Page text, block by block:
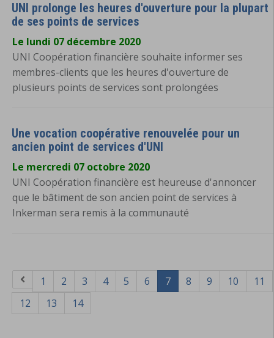
UNI prolonge les heures d'ouverture pour la plupart
de ses points de services
Le lundi 07 décembre 2020
UNI Coopération financière souhaite informer ses
membres-clients que les heures d'ouverture de
plusieurs points de services sont prolongées
Une vocation coopérative renouvelée pour un
ancien point de services d'UNI
Le mercredi 07 octobre 2020
UNI Coopération financière est heureuse d'annoncer
que le bâtiment de son ancien point de services à
Inkerman sera remis à la communauté
1 2 3 4 5 6 7 8 9 10
11
12
13 14